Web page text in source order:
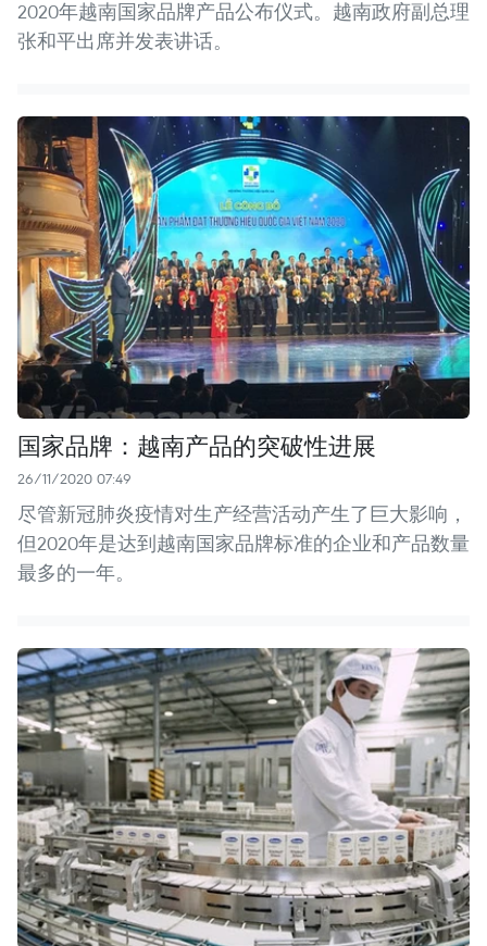
2020年越南国家品牌产品公布仪式。越南政府副总理
张和平出席并发表讲话。
国家品牌：越南产品的突破性进展
26/11/2020 07:49
尽管新冠肺炎疫情对生产经营活动产生了巨大影响，
但2020年是达到越南国家品牌标准的企业和产品数量
最多的一年。